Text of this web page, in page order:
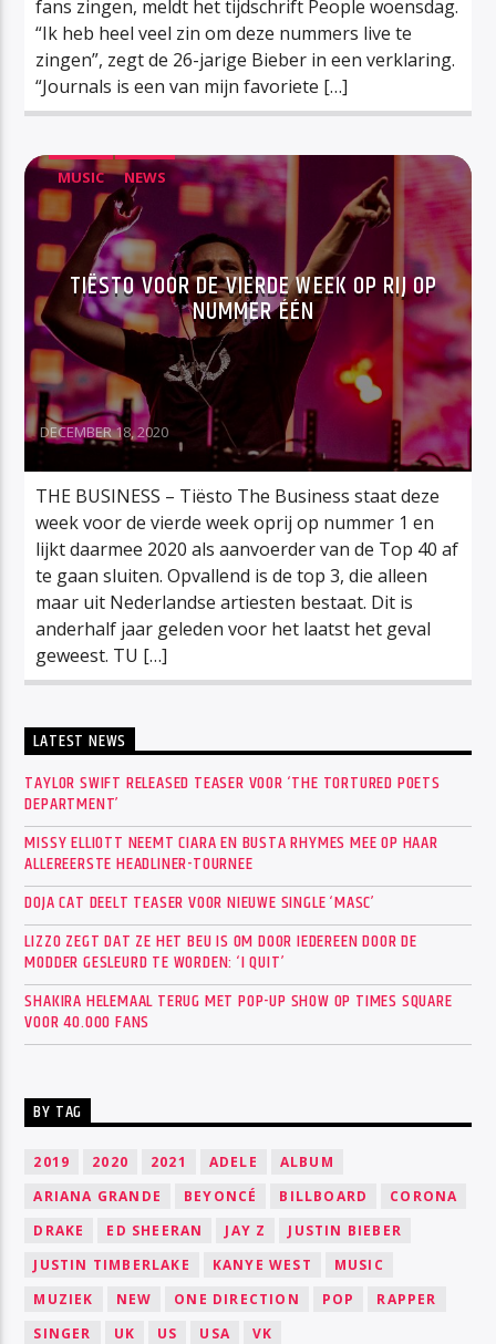
fans zingen, meldt het tijdschrift People woensdag.
“Ik heb heel veel zin om deze nummers live te
zingen”, zegt de 26-jarige Bieber in een verklaring.
“Journals is een van mijn favoriete […]
MUSIC NEWS
TIËSTO VOOR DE VIERDE WEEK OP RIJ OP
NUMMER ÉÉN
DECEMBER 18, 2020
THE BUSINESS – Tiësto The Business staat deze
week voor de vierde week oprij op nummer 1 en
lijkt daarmee 2020 als aanvoerder van de Top 40 af
te gaan sluiten. Opvallend is de top 3, die alleen
maar uit Nederlandse artiesten bestaat. Dit is
anderhalf jaar geleden voor het laatst het geval
geweest. TU […]
LATEST NEWS
TAYLOR SWIFT RELEASED TEASER VOOR ‘THE TORTURED POETS
DEPARTMENT’
MISSY ELLIOTT NEEMT CIARA EN BUSTA RHYMES MEE OP HAAR
ALLEREERSTE HEADLINER-TOURNEE
DOJA CAT DEELT TEASER VOOR NIEUWE SINGLE ‘MASC’
LIZZO ZEGT DAT ZE HET BEU IS OM DOOR IEDEREEN DOOR DE
MODDER GESLEURD TE WORDEN: ‘I QUIT’
SHAKIRA HELEMAAL TERUG MET POP-UP SHOW OP TIMES SQUARE
VOOR 40.000 FANS
BY TAG
2019 2020 2021 ADELE
ALBUM
ARIANA GRANDE
BEYONCÉ BILLBOARD
CORONA
DRAKE
ED SHEERAN JAY Z
JUSTIN BIEBER
JUSTIN TIMBERLAKE
KANYE WEST
MUSIC
MUZIEK
NEW ONE DIRECTION POP
RAPPER
SINGER
UK US USA VK